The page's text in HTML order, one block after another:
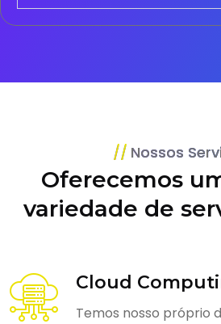
Nossos
Oferecemos
variedade de
Cloud
Temos nosso próprio